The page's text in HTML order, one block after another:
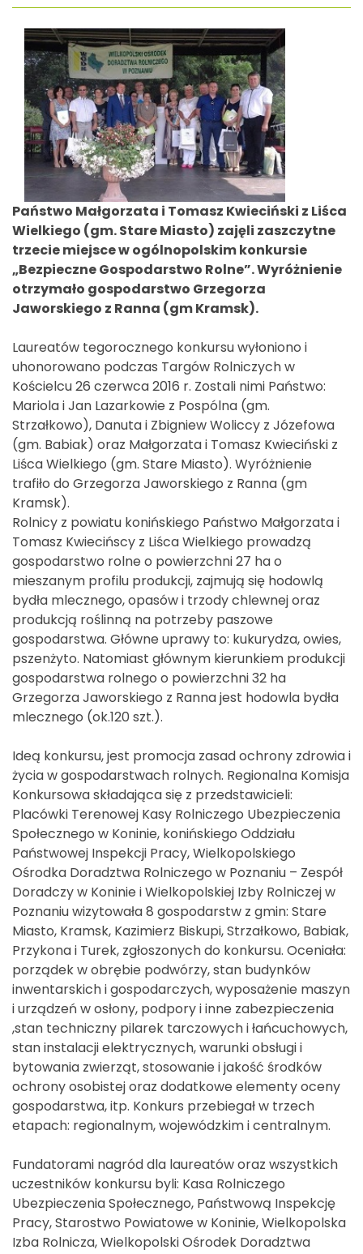
Państwo Małgorzata i Tomasz Kwieciński z Liśca
Wielkiego (gm. Stare Miasto) zajęli zaszczytne
trzecie miejsce w ogólnopolskim konkursie
„Bezpieczne Gospodarstwo Rolne”. Wyróżnienie
otrzymało gospodarstwo Grzegorza
Jaworskiego z Ranna (gm Kramsk).
Laureatów tegorocznego konkursu wyłoniono i
uhonorowano podczas Targów Rolniczych w
Kościelcu 26 czerwca 2016 r. Zostali nimi Państwo:
Mariola i Jan Lazarkowie z Pospólna (gm.
Strzałkowo), Danuta i Zbigniew Woliccy z Józefowa
(gm. Babiak) oraz Małgorzata i Tomasz Kwieciński z
Liśca Wielkiego (gm. Stare Miasto). Wyróżnienie
trafiło do Grzegorza Jaworskiego z Ranna (gm
Kramsk).
Rolnicy z powiatu konińskiego Państwo Małgorzata i
Tomasz Kwiecińscy z Liśca Wielkiego prowadzą
gospodarstwo rolne o powierzchni 27 ha o
mieszanym profilu produkcji, zajmują się hodowlą
bydła mlecznego, opasów i trzody chlewnej oraz
produkcją roślinną na potrzeby paszowe
gospodarstwa. Główne uprawy to: kukurydza, owies,
pszenżyto. Natomiast głównym kierunkiem produkcji
gospodarstwa rolnego o powierzchni 32 ha
Grzegorza Jaworskiego z Ranna jest hodowla bydła
mlecznego (ok.120 szt.).
Ideą konkursu, jest promocja zasad ochrony zdrowia i
życia w gospodarstwach rolnych. Regionalna Komisja
Konkursowa składająca się z przedstawicieli:
Placówki Terenowej Kasy Rolniczego Ubezpieczenia
Społecznego w Koninie, konińskiego Oddziału
Państwowej Inspekcji Pracy, Wielkopolskiego
Ośrodka Doradztwa Rolniczego w Poznaniu – Zespół
Doradczy w Koninie i Wielkopolskiej Izby Rolniczej w
Poznaniu wizytowała 8 gospodarstw z gmin: Stare
Miasto, Kramsk, Kazimierz Biskupi, Strzałkowo, Babiak,
Przykona i Turek, zgłoszonych do konkursu. Oceniała:
porządek w obrębie podwórzy, stan budynków
inwentarskich i gospodarczych, wyposażenie maszyn
i urządzeń w osłony, podpory i inne zabezpieczenia
,stan techniczny pilarek tarczowych i łańcuchowych,
stan instalacji elektrycznych, warunki obsługi i
bytowania zwierząt, stosowanie i jakość środków
ochrony osobistej oraz dodatkowe elementy oceny
gospodarstwa, itp. Konkurs przebiegał w trzech
etapach: regionalnym, wojewódzkim i centralnym.
Fundatorami nagród dla laureatów oraz wszystkich
uczestników konkursu byli: Kasa Rolniczego
Ubezpieczenia Społecznego, Państwową Inspekcję
Pracy, Starostwo Powiatowe w Koninie, Wielkopolska
Izba Rolnicza, Wielkopolski Ośrodek Doradztwa